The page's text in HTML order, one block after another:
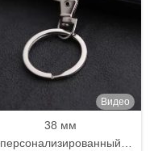
Видео
38 мм
персонализированный